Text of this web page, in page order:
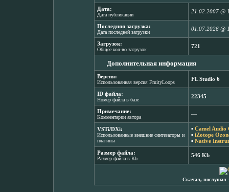
Дата:
Дата публикации
21.02.2007 @
Последняя загрузка:
Дата последней загрузки
01.07.2026 @
Загрузок:
Общее кол-во загрузок
721
Дополнительная информация
Версия:
Использованная версия FruityLoops
FL Studio 6
ID файла:
Номер файла в базе
22345
Примечание:
Комментарии автора
―
VSTi/DXi:
Использованные внешние синтезаторы и
плагины
▪ Camel Audio
▪ iZotope
▪ Native
Размер файла:
Размер файла в Kb
546 Kb
Скачал, послушал